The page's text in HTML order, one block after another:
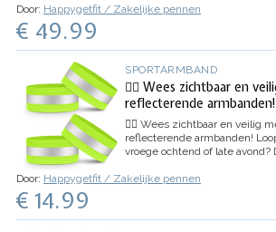
oplaadbare LED-borstlamp
Door: Happygetfit / Zakelijke pennen
€ 49.99
SPORTARMBAND
🏃‍♂️ Wees zichtbaar en
reflecterende armbanden!
🏃‍♂️ Wees zichtbaar en veilig
reflecterende armbanden!
vroege ochtend of late avond?
onmisbaar! Ze zorgen ervoor
zichtbaar bent, waardoor je
Door: Happygetfit / Zakelijke pennen
€ 14.99